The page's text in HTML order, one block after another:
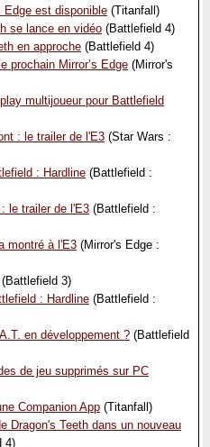
Edge est disponible (Titanfall)
se lance en vidéo (Battlefield 4)
en approche (Battlefield 4)
prochain Mirror’s Edge (Mirror's
multijoueur pour Battlefield
: le trailer de l'E3 (Star Wars :
: Hardline (Battlefield :
le trailer de l'E3 (Battlefield :
montré à l'E3 (Mirror's Edge :
(Battlefield 3)
: Hardline (Battlefield :
en développement ? (Battlefield
de jeu supprimés sur PC
Companion App (Titanfall)
Dragon's Teeth dans un nouveau
4)